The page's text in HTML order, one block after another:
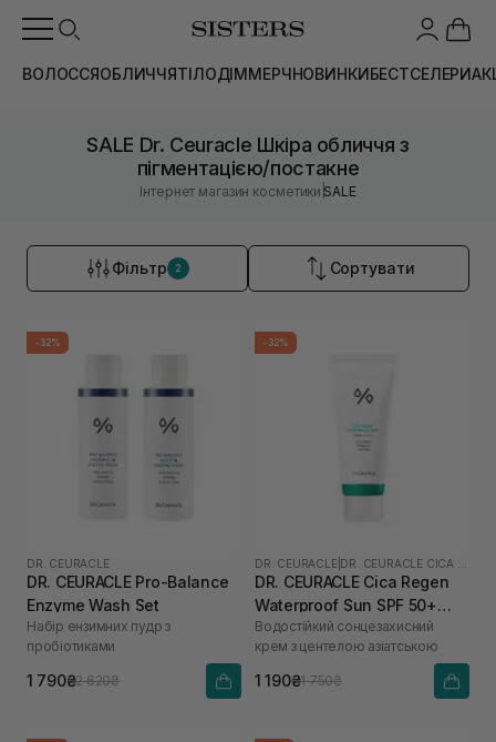
ВОЛОССЯОБЛИЧЧЯТІЛОДІММЕРЧНОВИНКИБЕСТСЕЛЕРИ
SALE Dr. Ceuracle Шкіра обличчя з
пігментацією/постакне
Інтернет магазин косметики |SALE
Фільтр 2 Сортувати
-32%
DR. CEURACLE
DR. CEURACLE Pro-Balance
Enzyme Wash Set
Набір ензимних пудр з
пробіотиками
1 790₴2 620₴
-32%
DR. CEURACLE
DR. CEURACLE Cica Regen
Waterproof Sun SPF 50+
PA++++ 100 мл
Водостійкий сонцезахисний
крем з центелою азіатською
1 190₴1 750₴